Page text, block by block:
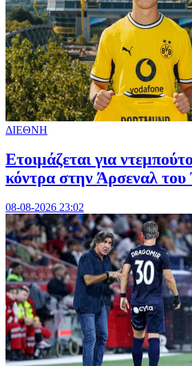
ΔΙΕΘΝΗ
Ετοιμάζεται για
κόντρα στην Άρσεναλ του
08-08-2026 23:02